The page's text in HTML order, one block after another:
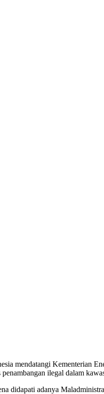
mendatangi Kementerian
ilegal dalam
didapati adanya